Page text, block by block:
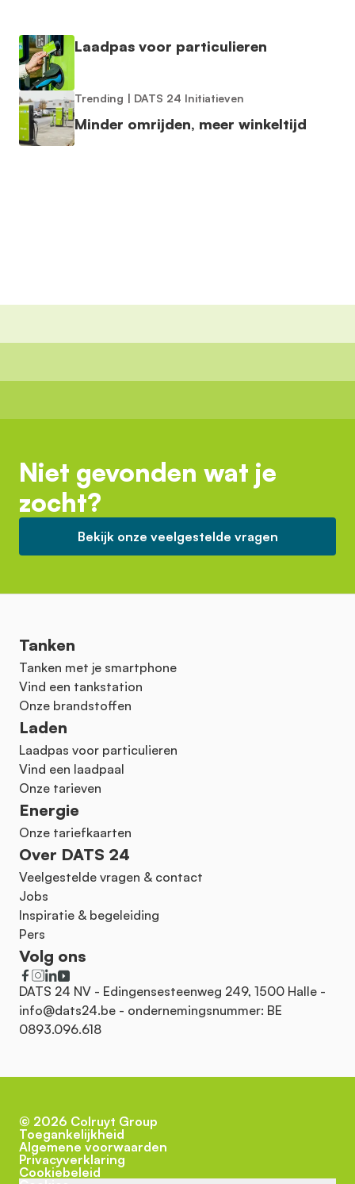
Laadpas voor particulieren
Trending | DATS 24 Initiatieven
Minder omrijden, meer winkeltijd
Niet gevonden wat je
zocht?
Bekijk onze veelgestelde vragen
Tanken
Tanken met je smartphone
Vind een tankstation
Onze brandstoffen
Laden
Laadpas voor particulieren
Vind een laadpaal
Onze tarieven
Energie
Onze tariefkaarten
Over DATS 24
Veelgestelde vragen & contact
Jobs
Inspiratie & begeleiding
Pers
Volg ons
DATS 24 NV - Edingensesteenweg 249, 1500 Halle -
info@dats24.be - ondernemingsnummer: BE
0893.096.618
© 2026 Colruyt Group
Toegankelijkheid
Algemene voorwaarden
Privacyverklaring
Cookiebeleid